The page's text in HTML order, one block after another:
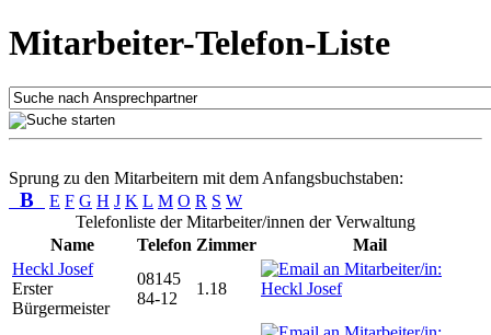
Mitarbeiter-Telefon-Liste
Sprung zu den Mitarbeitern mit dem Anfangsbuchstaben:
B E F G H J K L M O R S W
Telefonliste der Mitarbeiter/innen der Verwaltung
Name
Telefon Zimmer
Mail
Heckl Josef
Erster
Bürgermeister
08145
84-12
1.18